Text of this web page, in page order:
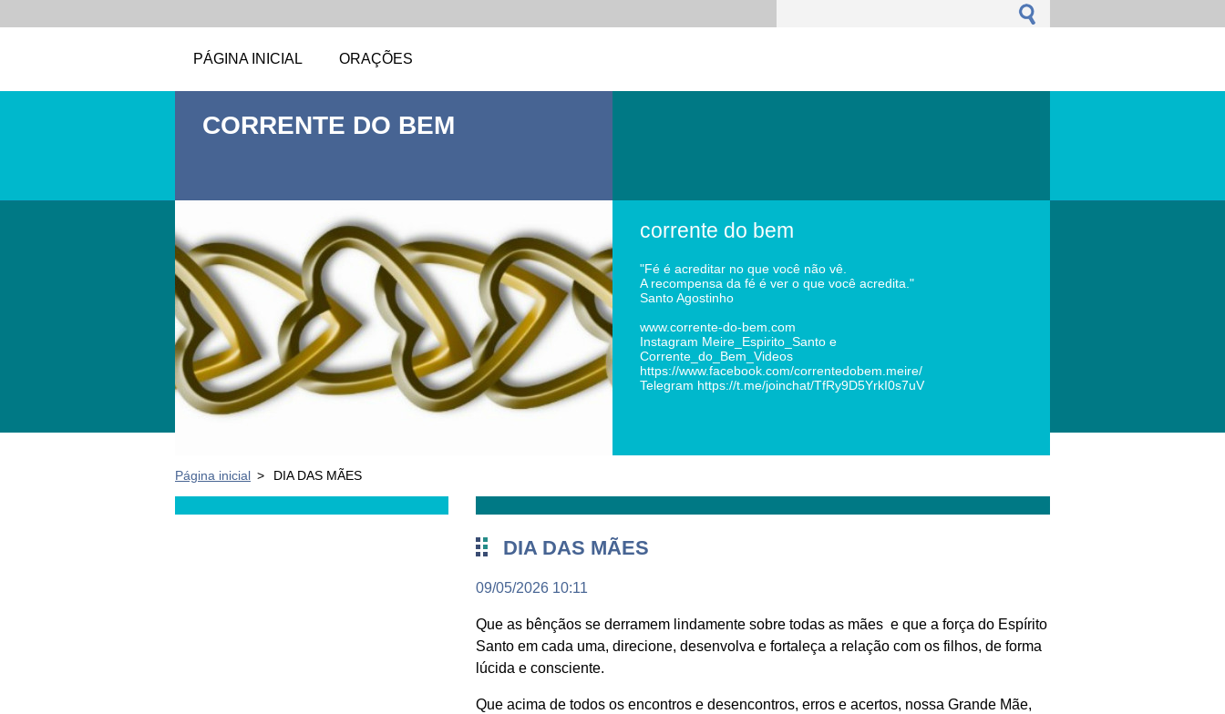
PÁGINA INICIAL ORAÇÕES
CORRENTE DO BEM
corrente do bem
"Fé é acreditar no que você não vê.
A recompensa da fé é ver o que você acredita."
Santo Agostinho
www.corrente-do-bem.com
Instagram Meire_Espirito_Santo e
Corrente_do_Bem_Videos
https://www.facebook.com/correntedobem.meire/
Telegram https://t.me/joinchat/TfRy9D5YrkI0s7uV
Página inicial > DIA DAS MÃES
DIA DAS MÃES
09/05/2026 10:11
Que as bênçãos se derramem lindamente sobre todas as mães e que a força do Espírito
Santo em cada uma, direcione, desenvolva e fortaleça a relação com os filhos, de forma
lúcida e consciente.
Que acima de todos os encontros e desencontros, erros e acertos, nossa Grande Mãe,